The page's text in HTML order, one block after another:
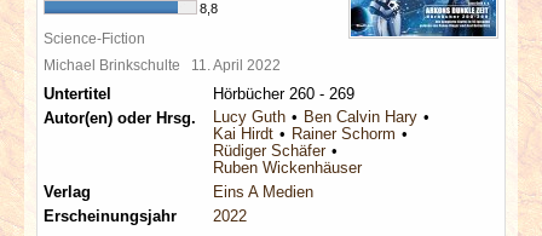
8,8
Science-Fiction
Michael Brinkschulte 11. April 2022
Untertitel
Hörbücher 260 - 269
Autor(en) oder Hrsg.
Lucy Guth
Ben Calvin Hary
Kai Hirdt
Rainer Schorm
Rüdiger Schäfer
Ruben Wickenhäuser
Verlag
Eins A Medien
Erscheinungsjahr
2022